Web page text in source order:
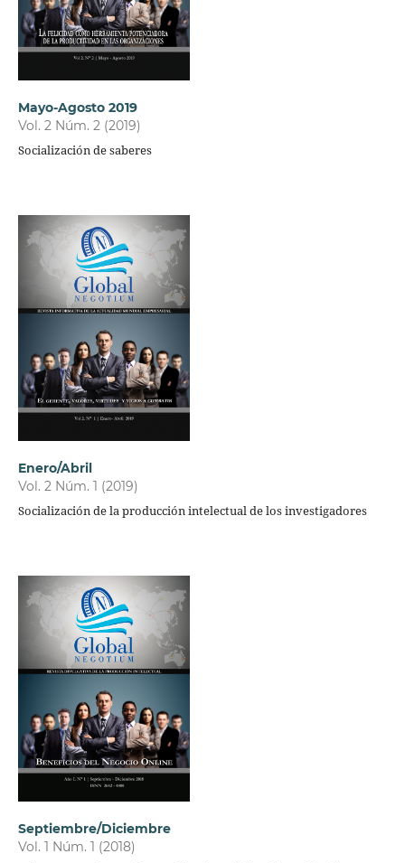
Mayo-Agosto 2019
Vol. 2 Núm. 2 (2019)
Socialización de saberes
Enero/Abril
Vol. 2 Núm. 1 (2019)
Socialización de la producción intelectual de los investigadores
Septiembre/Diciembre
Vol. 1 Núm. 1 (2018)